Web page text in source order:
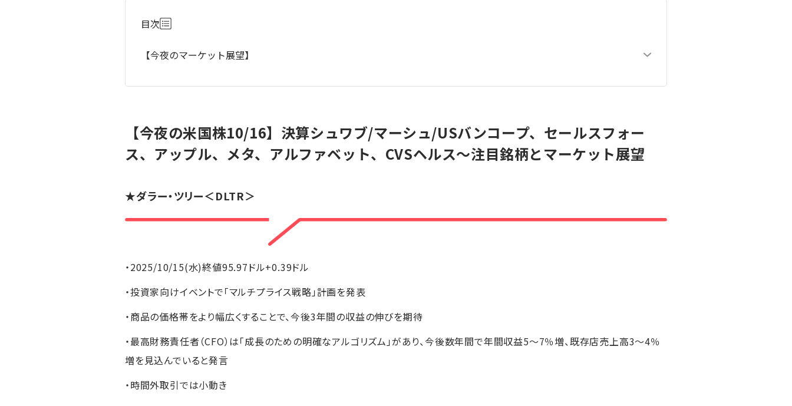
目次
【今夜のマーケット展望】
【今夜の米国株10/16】決算シュワブ/マーシュ/USバンコープ、セールスフォー
ス、アップル、メタ、アルファベット、CVSヘルス～注目銘柄とマーケット展望
★ダラー・ツリー＜DLTR＞
・2025/10/15(水)終値95.97ドル+0.39ドル
・投資家向けイベントで「マルチプライス戦略」計画を発表
・商品の価格帯をより幅広くすることで、今後3年間の収益の伸びを期待
・最高財務責任者（CFO）は「成長のための明確なアルゴリズム」があり、今後数年間で年間収益5～7％増、既存店売上高3～4％
増を見込んでいると発言
・時間外取引では小動き